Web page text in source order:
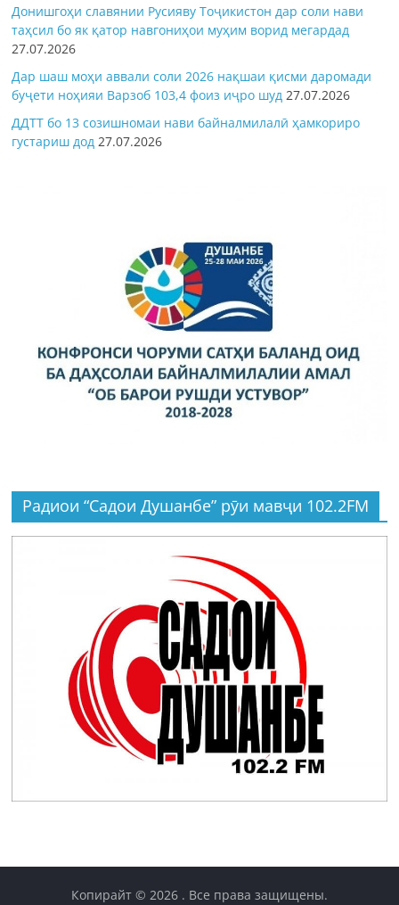
Донишгоҳи славянии Русияву Тоҷикистон дар соли нави
таҳсил бо як қатор навгониҳои муҳим ворид мегардад
27.07.2026
Дар шаш моҳи аввали соли 2026 нақшаи қисми даромади
буҷети ноҳияи Варзоб 103,4 фоиз иҷро шуд 27.07.2026
ДДТТ бо 13 созишномаи нави байналмилалӣ ҳамкориро
густариш дод 27.07.2026
Радиои “Садои Душанбе” рӯи мавҷи 102.2FM
Копирайт © 2026 . Все права защищены.